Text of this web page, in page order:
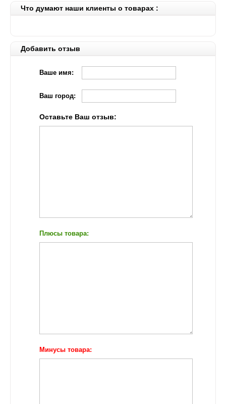
Что думают наши клиенты о товарах :
Добавить отзыв
Ваше имя:
Ваш город:
Оставьте Ваш отзыв:
Плюсы товара:
Минусы товара: